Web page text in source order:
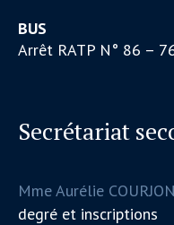
BUS
Arrêt RATP N° 86 –
Secrétariat
Mme Aurélie COURJON
degré et inscriptions